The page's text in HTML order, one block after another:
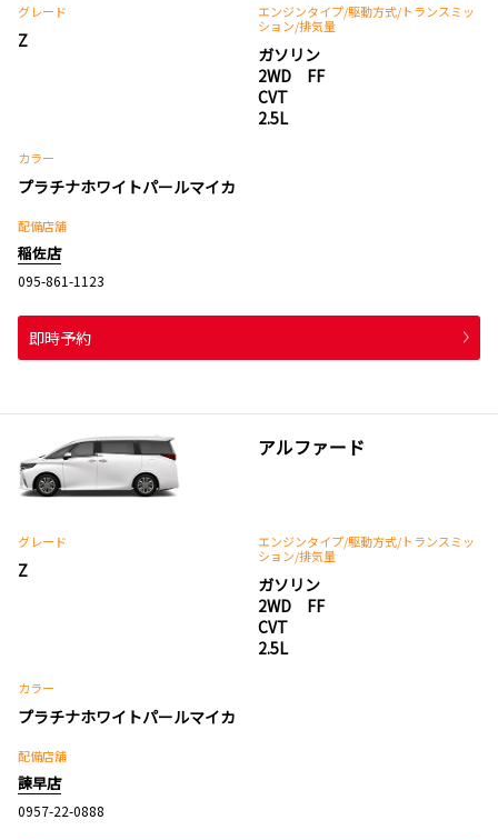
グレード
Z
エンジンタイプ/駆動方式/トランスミッ
ション/排気量
ガソリン
2WD FF
CVT
2.5L
カラー
プラチナホワイトパールマイカ
配備店舗
稲佐店
095-861-1123
即時予約
アルファード
グレード
Z
エンジンタイプ/駆動方式/トランスミッ
ション/排気量
ガソリン
2WD FF
CVT
2.5L
カラー
プラチナホワイトパールマイカ
配備店舗
諫早店
0957-22-0888